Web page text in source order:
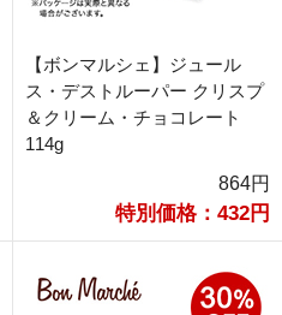
【ボンマルシェ】ジュール
ス・デストルーパー クリスプ
＆クリーム・チョコレート
114g
864円
特別価格：432円